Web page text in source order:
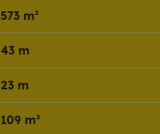
573 m²
43 m
23 m
109 m²